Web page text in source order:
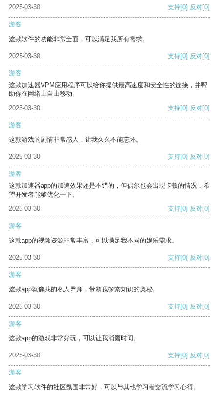
2025-03-30 支持[0] 反对[0]
游客
这款软件的功能非常全面，可以满足我所有需求。
2025-03-30 支持[0] 反对[0]
游客
这款加速器VPM应用程序可以给你提供最高速度和安全性的连接，并帮
助你在网络上自由移动。
2025-03-30
支持[0] 反对[0]
游客
这款游戏的剧情非常感人，让我久久不能忘怀。
2025-03-30 支持[0] 反对[0]
游客
这款加速器app的加速效果还是不错的，但偶尔也会出现卡顿的情况，希
望开发者能够优化一下。
2025-03-30
支持[0] 反对[0]
游客
这款app的视频资源非常丰富，可以满足我不同的娱乐需求。
2025-03-30 支持[0] 反对[0]
游客
这款app就像我的私人导师，带领我探索知识的奥秘。
2025-03-30 支持[0] 反对[0]
游客
这款app的游戏非常好玩，可以让我消磨时间。
2025-03-30 支持[0] 反对[0]
游客
这款学习软件的社区氛围非常好，可以与其他学习者交流学习心得。